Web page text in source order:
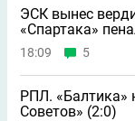
ЭСК вынес
«Спартака»
18:09 5
РПЛ. «Балтика»
Советов» (2:0)